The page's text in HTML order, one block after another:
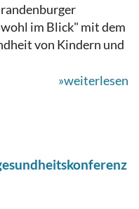
im Blick" mit dem
von Kindern und
»weiterlesen